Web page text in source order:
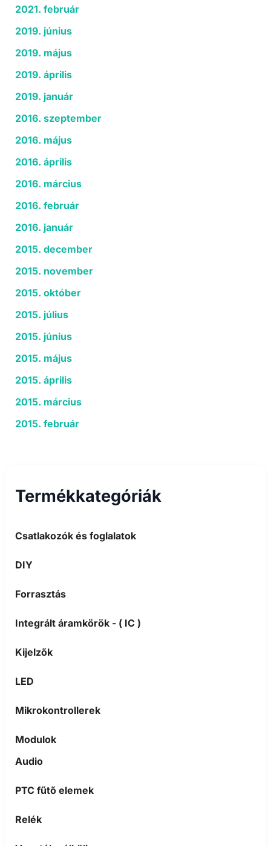
2021. február
2019. június
2019. május
2019. április
2019. január
2016. szeptember
2016. május
2016. április
2016. március
2016. február
2016. január
2015. december
2015. november
2015. október
2015. július
2015. június
2015. május
2015. április
2015. március
2015. február
Termékkategóriák
Csatlakozók és foglalatok
DIY
Forrasztás
Integrált áramkörök - ( IC )
Kijelzők
LED
Mikrokontrollerek
Modulok
Audio
PTC fűtő elemek
Relék